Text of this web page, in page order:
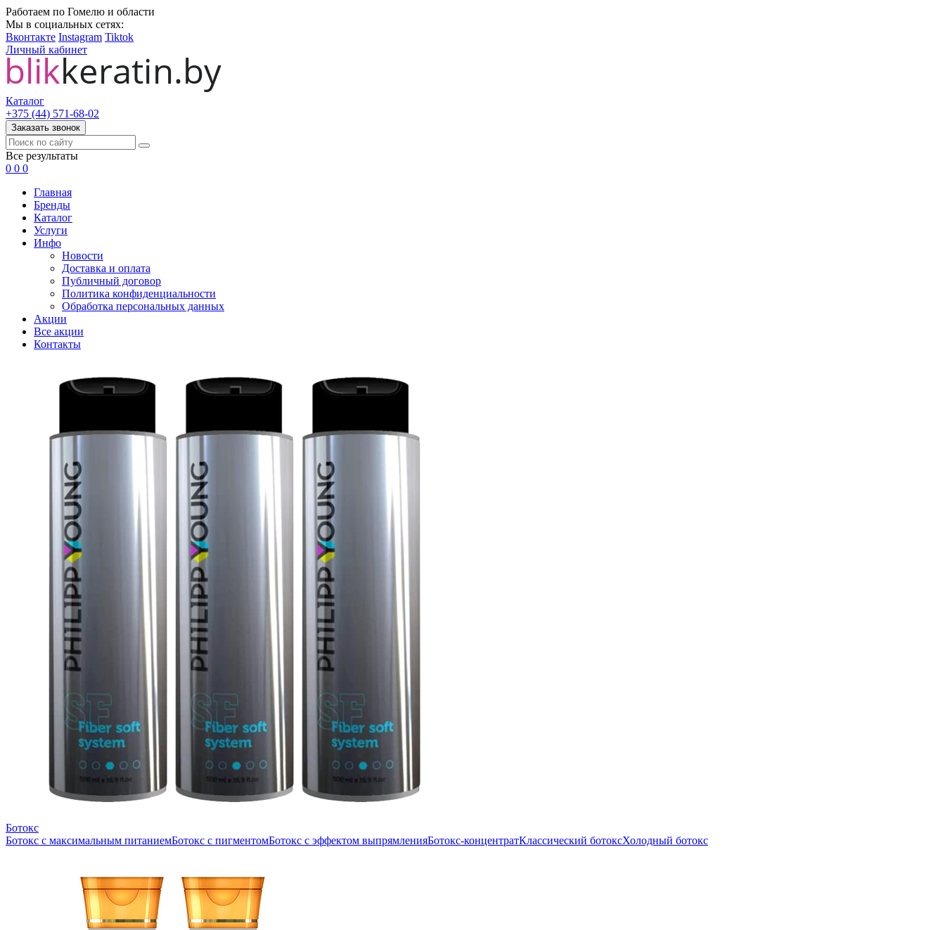
Работаем по Гомелю и области
Мы в социальных сетях:
Вконтакте Instagram Tiktok
Личный кабинет
Каталог
+375 (44) 571-68-02
Заказать звонок
Все результаты
0 0 0
Главная
Бренды
Каталог
Услуги
Инфо
Новости
Доставка и оплата
Публичный договор
Политика конфиденциальности
Обработка персональных данных
Акции
Все акции
Контакты
Ботокс
Ботокс с максимальным питаниемБотокс с пигментомБотокс с эффектом выпрямленияБотокс-концентратКлассический ботоксХолодный ботокс